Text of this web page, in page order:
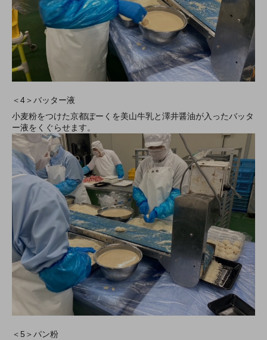
＜4＞バッター液
小麦粉をつけた京都ぽーくを美山牛乳と澤井醤油が入ったバッタ
ー液をくぐらせます。
＜5＞パン粉